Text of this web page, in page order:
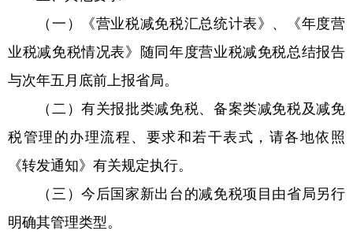
（一）《营业税减免税汇总统计表》、《年度营
业税减免税情况表》随同年度营业税减免税总结报告
与次年五月底前上报省局。
（二）有关报批类减免税、备案类减免税及减免
税管理的办理流程、要求和若干表式，请各地依照
《转发通知》有关规定执行。
（三）今后国家新出台的减免税项目由省局另行
明确其管理类型。